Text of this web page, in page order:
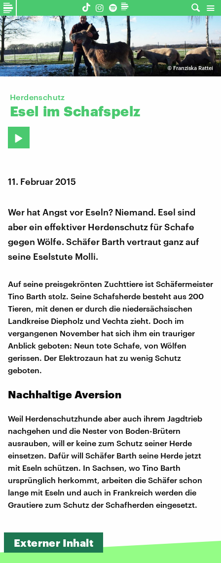
©Franziska Rattei
Herdenschutz
Esel im Schafspelz
11. Februar 2015
Wer hat Angst vor Eseln? Niemand. Esel sind
aber ein effektiver Herdenschutz für Schafe
gegen Wölfe. Schäfer Barth vertraut ganz auf
seine Eselstute Molli.
Auf seine preisgekrönten Zuchttiere ist Schäfermeister
Tino Barth stolz. Seine Schafsherde besteht aus 200
Tieren, mit denen er durch die niedersächsischen
Landkreise Diepholz und Vechta zieht. Doch im
vergangenen November hat sich ihm ein trauriger
Anblick geboten: Neun tote Schafe, von Wölfen
gerissen. Der Elektrozaun hat zu wenig Schutz
geboten.
Nachhaltige Aversion
Weil Herdenschutzhunde aber auch ihrem Jagdtrieb
nachgehen und die Nester von Boden-Brütern
ausrauben, will er keine zum Schutz seiner Herde
einsetzen. Dafür will Schäfer Barth seine Herde jetzt
mit Eseln schützen. In Sachsen, wo Tino Barth
ursprünglich herkommt, arbeiten die Schäfer schon
lange mit Eseln und auch in Frankreich werden die
Grautiere zum Schutz der Schafherden eingesetzt.
Externer Inhalt